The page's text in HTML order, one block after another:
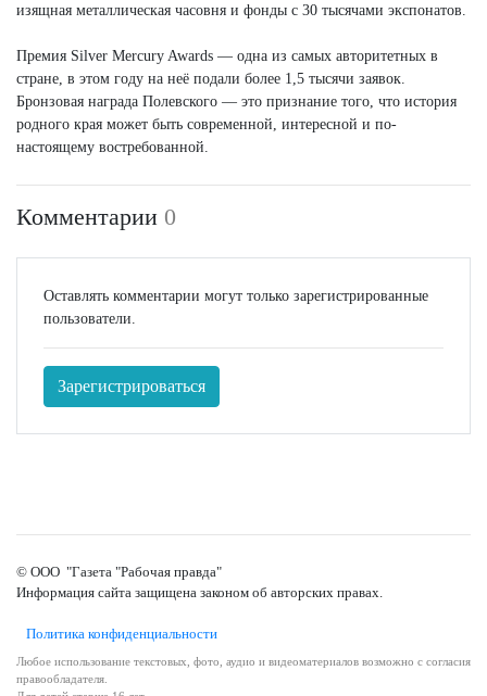
изящная металлическая часовня и фонды с 30 тысячами экспонатов.
Премия Silver Mercury Awards — одна из самых авторитетных в
стране, в этом году на неё подали более 1,5 тысячи заявок.
Бронзовая награда Полевского — это признание того, что история
родного края может быть современной, интересной и по-
настоящему востребованной.
Комментарии 0
Оставлять комментарии могут только зарегистрированные
пользователи.
Зарегистрироваться
© ООО "Газета "Рабочая правда"
Информация сайта защищена законом об авторских правах.
Политика конфиденциальности
Любое использование текстовых, фото, аудио и видеоматериалов возможно с согласия
правообладателя.